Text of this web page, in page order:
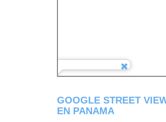
GOOGLE STREET
EN PANAMA